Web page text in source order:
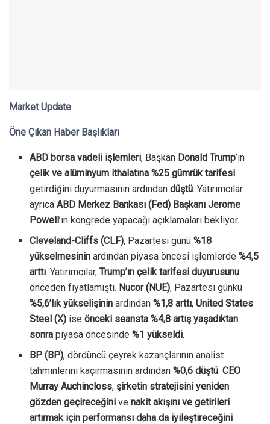
Market Update
Öne Çıkan Haber Başlıkları
ABD borsa vadeli işlemleri, Başkan Donald Trump’ın
çelik ve alüminyum ithalatına %25 gümrük tarifesi
getirdiğini duyurmasının ardındandüştü. Yatırımcılar
ayrıcaABD Merkez Bankası (Fed) Başkanı Jerome
Powell’ın kongrede yapacağı açıklamaları bekliyor.
Cleveland-Cliffs (CLF), Pazartesi günü%18
yükselmesinin ardından piyasa öncesi işlemlerde%4,5
arttı. Yatırımcılar,Trump’ın çelik tarifesi duyurusunu
önceden fiyatlamıştı. Nucor (NUE), Pazartesi günkü
%5,6’lık yükselişinin ardından%1,8 arttı,United States
Steel (X) iseönceki seansta %4,8 artış yaşadıktan
sonra piyasa öncesinde%1 yükseldi.
BP (BP), dördüncü çeyrek kazançlarının analist
tahminlerini kaçırmasının ardından%0,6 düştü.CEO
Murray Auchincloss,şirketin stratejisini yeniden
gözden geçireceğini venakit akışını ve getirileri
artırmak için performansı daha da iyileştireceğini